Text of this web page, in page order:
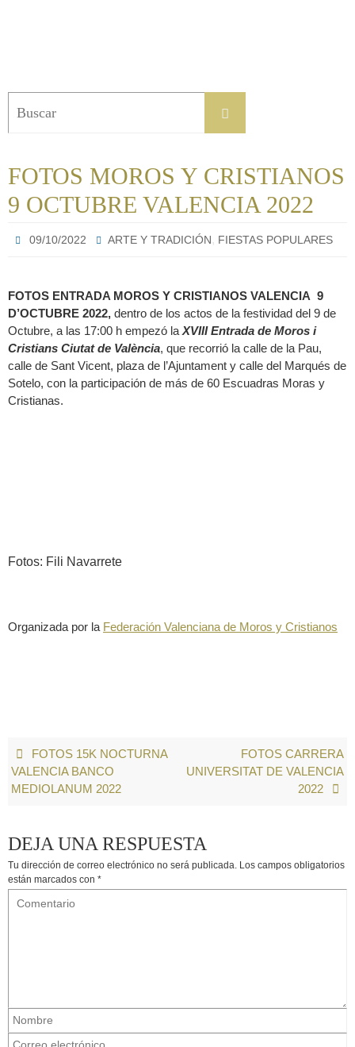
Buscar
FOTOS MOROS Y CRISTIANOS
9 OCTUBRE VALENCIA 2022
09/10/2022 ARTE Y TRADICIÓN, FIESTAS POPULARES
FOTOS ENTRADA MOROS Y CRISTIANOS VALENCIA 9
D’OCTUBRE 2022, dentro de los actos de la festividad del 9 de
Octubre, a las 17:00 h empezó la XVIII Entrada de Moros i
Cristians Ciutat de València, que recorrió la calle de la Pau,
calle de Sant Vicent, plaza de l’Ajuntament y calle del Marqués de
Sotelo, con la participación de más de 60 Escuadras Moras y
Cristianas.
Fotos: Fili Navarrete
Organizada por la Federación Valenciana de Moros y Cristianos
FOTOS 15K NOCTURNA
VALENCIA BANCO
MEDIOLANUM 2022
FOTOS CARRERA
UNIVERSITAT DE VALENCIA
2022
DEJA UNA RESPUESTA
Tu dirección de correo electrónico no será publicada. Los campos obligatorios
están marcados con *